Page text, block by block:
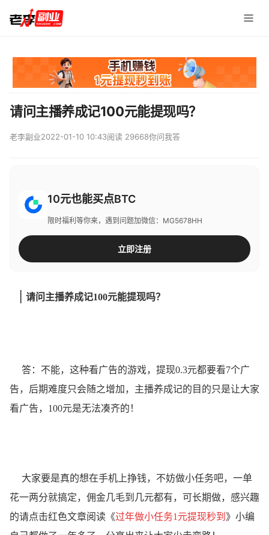
请问主播养成记100元能提现吗？
老李副业2022-01-10 10:43阅读 29668你问我答
10元也能买点BTC
限时福利等你来，遇到问题加微信：MG5678HH
立即注册
| 请问主播养成记100元能提现吗？
答：不能，这种看广告的游戏，提现0.3元都要看7个广
告，后期难度只会随之增加，主播养成记的目的只是让大家
看广告，100元是无法凑齐的！
大家要是真的想在手机上挣钱，不妨做小任务吧，一单
花一两分就搞定，佣金几毛到几元都有，可长期做，感兴趣
的请点击红色文章阅读《过年做小任务1元提现秒到 》小编